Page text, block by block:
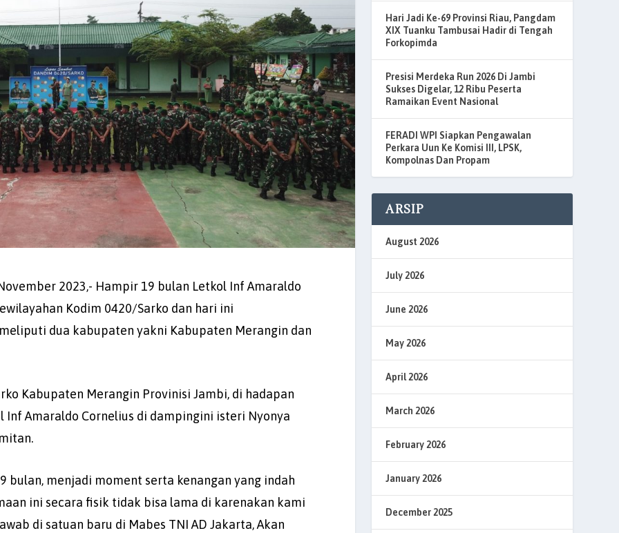
2023,- Hampir 19 bulan Letkol Inf Amaraldo
Kodim 0420/Sarko dan hari ini
dua kabupaten yakni Kabupaten Merangin dan
Kabupaten Merangin Provinisi Jambi, di hadapan
Inf Amaraldo Cornelius di dampingini isteri Nyonya
bulan, menjadi moment serta kenangan yang indah
ini secara fisik tidak bisa lama di karenakan kami
di satuan baru di Mabes TNI AD Jakarta, Akan
Hari Jadi Ke-69 Provinsi Riau, Pangdam
XIX Tuanku Tambusai Hadir di Tengah
Forkopimda
Presisi Merdeka Run 2026 Di Jambi
Sukses Digelar, 12 Ribu Peserta
Ramaikan Event Nasional
FERADI WPI Siapkan Pengawalan
Perkara Uun Ke Komisi III, LPSK,
Kompolnas Dan Propam
ARSIP
August 2026
July 2026
June 2026
May 2026
April 2026
March 2026
February 2026
January 2026
December 2025